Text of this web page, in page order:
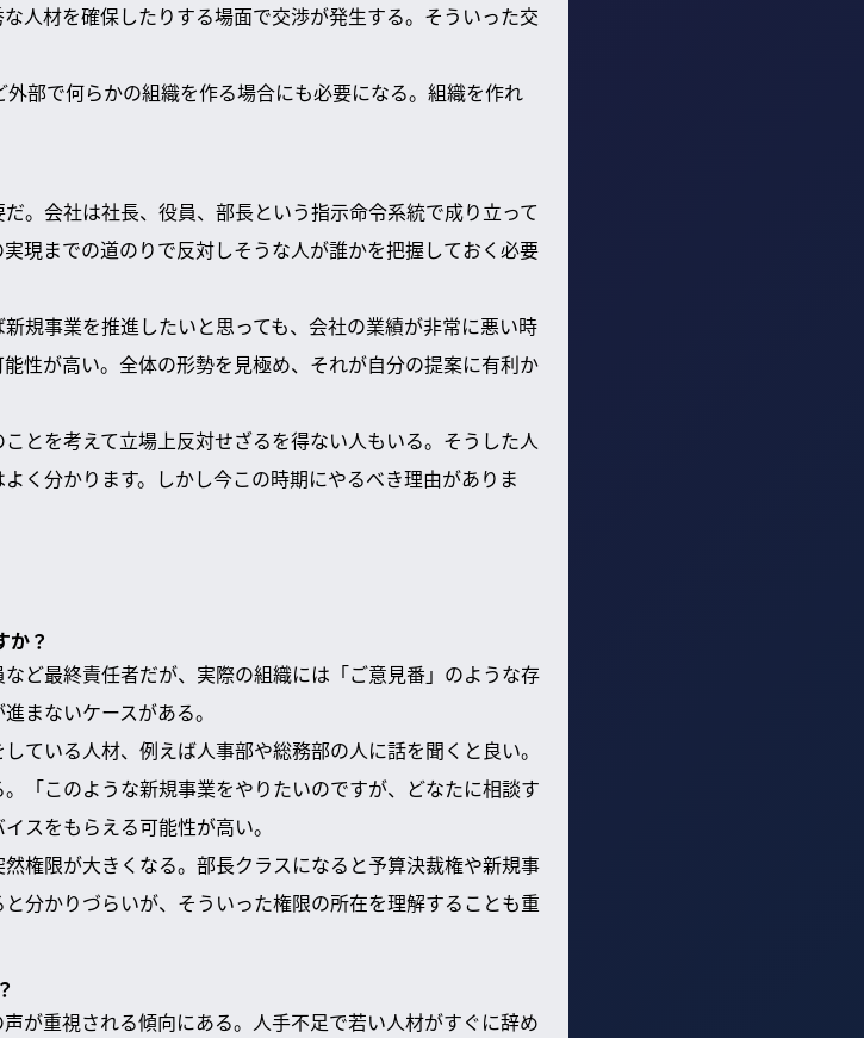
人材を確保したりする場面で交渉が発生する。そういった交
部で何らかの組織を作る場合にも必要になる。組織を作れ
。会社は社長、役員、部長という指示命令系統で成り立って
現までの道のりで反対しそうな人が誰かを把握しておく必要
規事業を推進したいと思っても、会社の業績が非常に悪い時
性が高い。全体の形勢を見極め、それが自分の提案に有利か
とを考えて立場上反対せざるを得ない人もいる。そうした人
く分かります。しかし今この時期にやるべき理由がありま
か？
ど最終責任者だが、実際の組織には「ご意見番」のような存
まないケースがある。
ている人材、例えば人事部や総務部の人に話を聞くと良い。
「このような新規事業をやりたいのですが、どなたに相談す
スをもらえる可能性が高い。
権限が大きくなる。部長クラスになると予算決裁権や新規事
分かりづらいが、そういった権限の所在を理解することも重
が重視される傾向にある。人手不足で若い人材がすぐに辞め